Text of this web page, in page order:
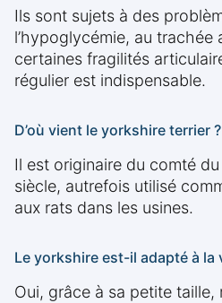
Ils sont sujets à des
l’hypoglycémie, au trachée
certaines fragilités
régulier est indispensable.
D’où vient le yorkshire terrier ?
Il est originaire du comté du
siècle, autrefois utilisé
aux rats dans les usines.
Le yorkshire est-il adapté à la
Oui, grâce à sa petite